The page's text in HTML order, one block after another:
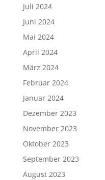
Juli 2024
Juni 2024
Mai 2024
April 2024
März 2024
Februar 2024
Januar 2024
Dezember 2023
November 2023
Oktober 2023
September 2023
August 2023